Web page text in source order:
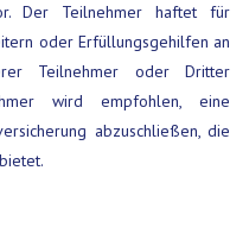
Der Teilnehmer haftet für
oder Erfüllungsgehilfen an
Teilnehmer oder Dritter
wird empfohlen, eine
abzuschließen, die